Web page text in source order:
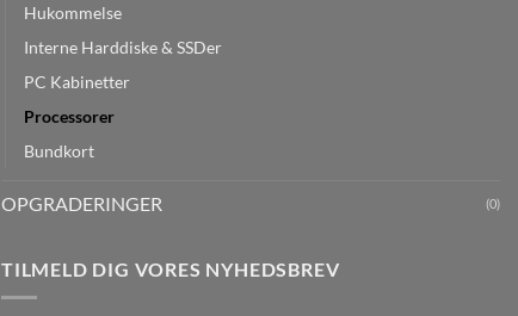
Hukommelse
Interne Harddiske & SSDer
PC Kabinetter
Processorer
Bundkort
OPGRADERINGER (0)
TILMELD DIG VORES NYHEDSBREV